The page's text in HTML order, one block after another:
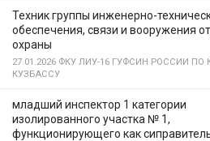
Техник группы инженерно-
обеспечения, связи и вооружения
охраны
27.01.2026 ФКУ ЛИУ-16 ГУФСИН РОССИИ ПО
КУЗБАССУ
младший инспектор 1 категории
изолированного участка № 1,
функционирующего как